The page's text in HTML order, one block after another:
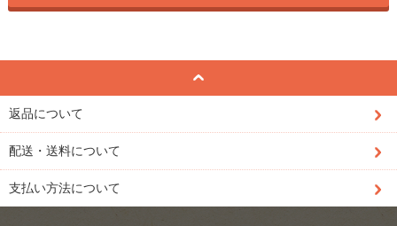
返品について
配送・送料について
支払い方法について